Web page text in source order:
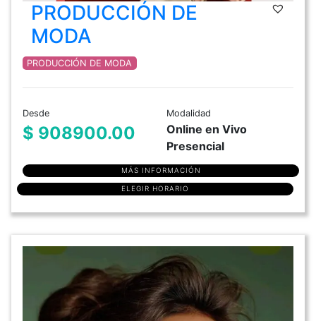
PRODUCCIÓN DE
MODA
PRODUCCIÓN DE MODA
Desde
$ 908900.00
Modalidad
Online en Vivo
Presencial
MÁS INFORMACIÓN
ELEGIR HORARIO